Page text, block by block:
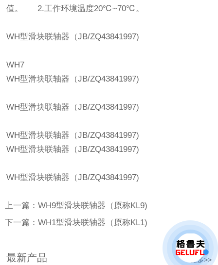
值。 2.工作环境温度20℃~70℃。
WH型滑块联轴器（JB/ZQ43841997)
WH7
WH型滑块联轴器（JB/ZQ43841997)
WH型滑块联轴器（JB/ZQ43841997)
WH型滑块联轴器（JB/ZQ43841997)
WH型滑块联轴器（JB/ZQ43841997)
WH型滑块联轴器（JB/ZQ43841997)
上一篇：WH9型滑块联轴器（原称KL9)
下一篇：WH1型滑块联轴器（原称KL1)
更多>>
最新产品